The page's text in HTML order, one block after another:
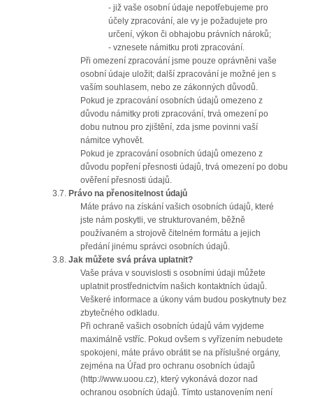
- již vaše osobní údaje nepotřebujeme pro
účely zpracování, ale vy je požadujete pro
určení, výkon či obhajobu právních nároků;
- vznesete námitku proti zpracování.
Při omezení zpracování jsme pouze oprávněni vaše
osobní údaje uložit; další zpracování je možné jen s
vaším souhlasem, nebo ze zákonných důvodů.
Pokud je zpracování osobních údajů omezeno z
důvodu námitky proti zpracování, trvá omezení po
dobu nutnou pro zjištění, zda jsme povinni vaší
námitce vyhovět.
Pokud je zpracování osobních údajů omezeno z
důvodu popření přesnosti údajů, trvá omezení po dobu
ověření přesnosti údajů.
3.7. Právo na přenositelnost údajů
Máte právo na získání vašich osobních údajů, které
jste nám poskytli, ve strukturovaném, běžně
používaném a strojově čitelném formátu a jejich
předání jinému správci osobních údajů.
3.8. Jak můžete svá práva uplatnit?
Vaše práva v souvislosti s osobními údaji můžete
uplatnit prostřednictvím našich kontaktních údajů.
Veškeré informace a úkony vám budou poskytnuty bez
zbytečného odkladu.
Při ochraně vašich osobních údajů vám vyjdeme
maximálně vstříc. Pokud ovšem s vyřízením nebudete
spokojeni, máte právo obrátit se na příslušné orgány,
zejména na Úřad pro ochranu osobních údajů
(http://www.uoou.cz), který vykonává dozor nad
ochranou osobních údajů. Tímto ustanovením není